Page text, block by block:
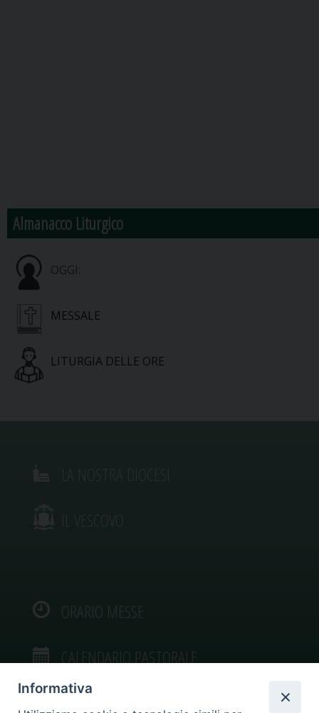
Almanacco Liturgico
OGGI:
MESSALE
LITURGIA DELLE ORE
IL VESCOVO
ORARIO MESSE
CALENDARIO PASTORALE
Informativa